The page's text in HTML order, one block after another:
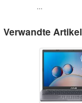
...
Verwandte Artikel